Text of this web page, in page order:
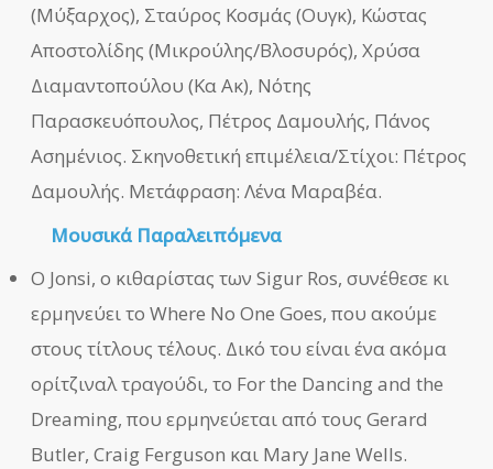
(Μύξαρχος), Σταύρος Κοσμάς (Ουγκ), Κώστας
Αποστολίδης (Μικρούλης/Βλοσυρός), Χρύσα
Διαμαντοπούλου (Κα Ακ), Νότης
Παρασκευόπουλος, Πέτρος Δαμουλής, Πάνος
Ασημένιος. Σκηνοθετική επιμέλεια/Στίχοι: Πέτρος
Δαμουλής. Μετάφραση: Λένα Μαραβέα.
Μουσικά Παραλειπόμενα
Ο Jonsi, ο κιθαρίστας των Sigur Ros, συνέθεσε κι
ερμηνεύει το Where No One Goes, που ακούμε
στους τίτλους τέλους. Δικό του είναι ένα ακόμα
ορίτζιναλ τραγούδι, το For the Dancing and the
Dreaming, που ερμηνεύεται από τους Gerard
Butler, Craig Ferguson και Mary Jane Wells.